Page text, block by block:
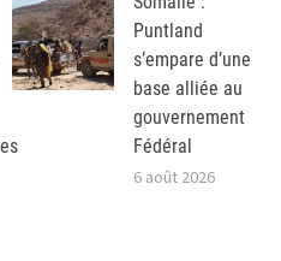
Puntland
s’empare d’une
base alliée au
gouvernement
Fédéral
6 août 2026